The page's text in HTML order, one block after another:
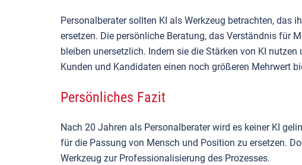
Personalberater sollten KI als Werkzeug betrachten, das
ersetzen. Die persönliche Beratung, das Verständnis für
bleiben unersetzlich. Indem sie die Stärken von KI
Kunden und Kandidaten einen noch größeren Mehrwert
Persönliches Fazit
Nach 20 Jahren als Personalberater wird es keiner KI
für die Passung von Mensch und Position zu ersetzen.
Werkzeug zur Professionalisierung des Prozesses.